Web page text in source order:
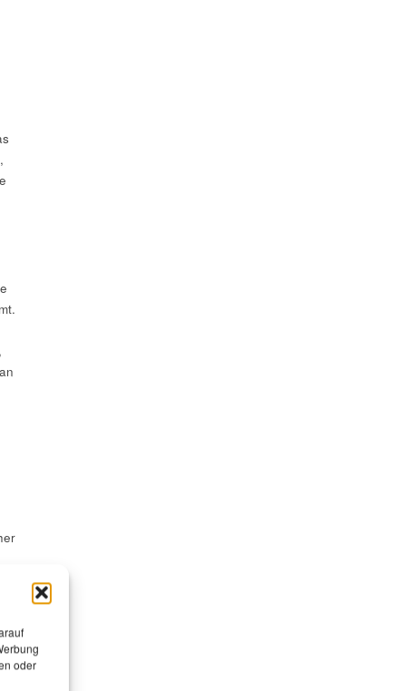
oder